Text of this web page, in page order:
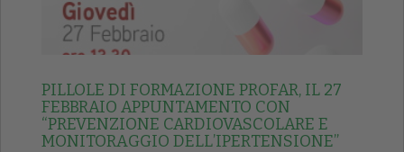
PILLOLE DI FORMAZIONE PROFAR, IL 27
FEBBRAIO APPUNTAMENTO CON
“PREVENZIONE CARDIOVASCOLARE E
MONITORAGGIO DELL’IPERTENSIONE”